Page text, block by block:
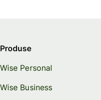
Produse
Wise Personal
Wise Business